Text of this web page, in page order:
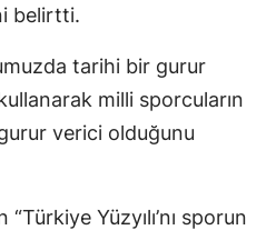
belirtti.
tarihi bir gurur
milli sporcuların
verici olduğunu
Yüzyılı’nı sporun